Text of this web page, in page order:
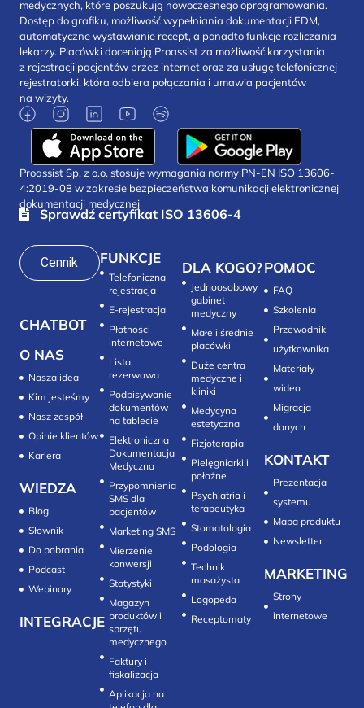
medycznych, które poszukują nowoczesnego oprogramowania.
Dostęp do grafiku, możliwość wypełniania dokumentacji EDM,
automatyczne wystawianie recept, a ponadto funkcje rozliczania
lekarzy. Placówki doceniają Proassist za możliwość korzystania
z rejestracji pacjentów przez internet oraz za usługę telefonicznej
rejestratorki, która odbiera połączania i umawia pacjentów
na wizyty.
Proassist Sp. z o.o. stosuje wymagania normy PN-EN ISO 13606-
4:2019-08 w zakresie bezpieczeństwa komunikacji elektronicznej
dokumentacji medycznej
Sprawdź certyfikat ISO 13606-4
Cennik
CHATBOT
O NAS
Nasza idea
Kim jesteśmy
Nasz zespół
Opinie klientów
Kariera
WIEDZA
Blog
Słownik
Do pobrania
Podcast
Webinary
INTEGRACJE
FUNKCJE
Telefoniczna
rejestracja
E-rejestracja
Płatności
internetowe
Lista
rezerwowa
Podpisywanie
dokumentów
na tablecie
Elektroniczna
Dokumentacja
Medyczna
Przypomnienia
SMS dla
pacjentów
Marketing SMS
Mierzenie
konwersji‎
Statystyki
Magazyn
produktów i
sprzętu
medycznego
Faktury i
fiskalizacja
Aplikacja na
DLA KOGO?
Jednoosobowy
gabinet
medyczny
Małe i średnie
placówki
Duże centra
medyczne i
kliniki
Medycyna
estetyczna
Fizjoterapia
Pielęgniarki i
położne
Psychiatria i
terapeutyka
Stomatologia
Technik
masażysta
Logopeda
POMOC
FAQ
Szkolenia
Przewodnik
użytkownika
Materiały
wideo
Migracja
danych
KONTAKT
Prezentacja
systemu
Mapa produktu
Newsletter
MARKETING
Strony
internetowe